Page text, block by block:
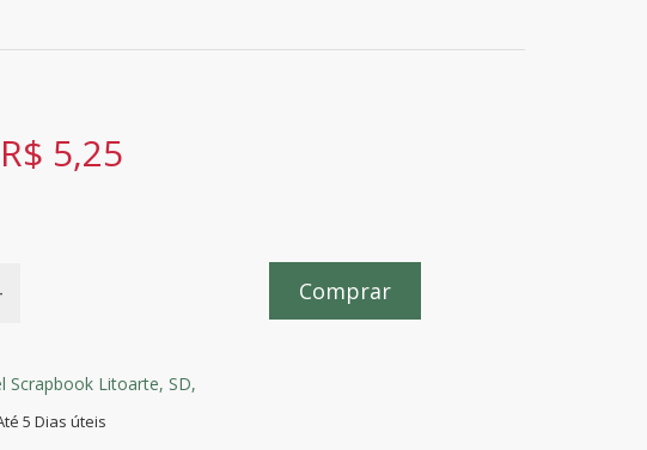
R$ 5,25
Comprar
Scrapbook Litoarte, SD,
5 Dias úteis